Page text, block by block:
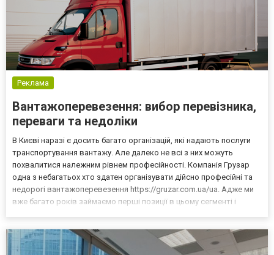
Реклама
Вантажоперевезення: вибор перевізника,
переваги та недоліки
В Києві наразі є досить багато організацій, які надають послуги
транспортування вантажу. Але далеко не всі з них можуть
похвалитися належним рівнем професійності. Компанія Грузар
одна з небагатьох хто здатен організувати дійсно професійні та
недорогі вантажоперевезення https://gruzar.com.ua/ua. Адже ми
вже багато років займаємо перші позиції в цьому сегменті і